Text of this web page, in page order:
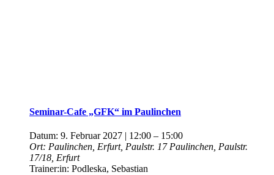
Seminar-Cafe „GFK“ im Paulinchen
Datum: 9. Februar 2027 | 12:00 – 15:00
Ort: Paulinchen, Erfurt, Paulstr. 17 Paulinchen, Paulstr.
17/18, Erfurt
Trainer:in: Podleska, Sebastian